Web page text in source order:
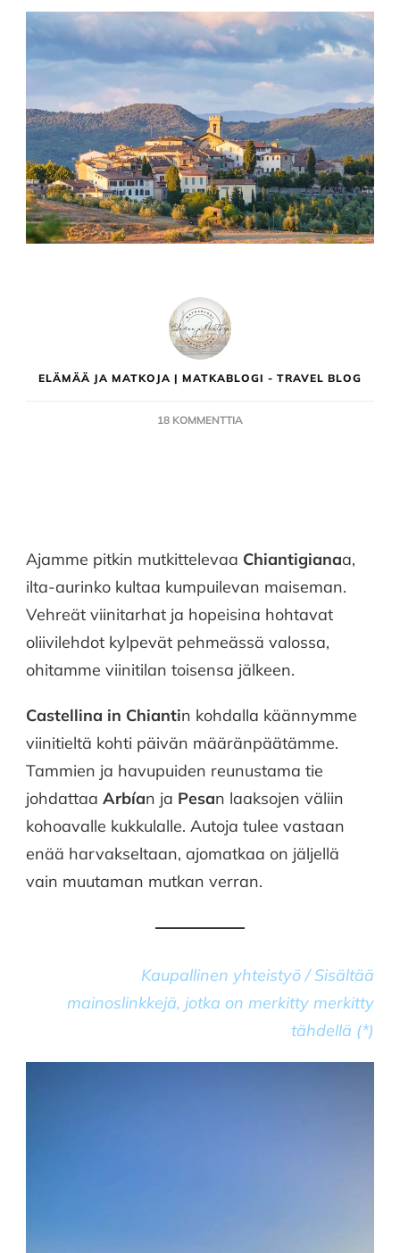
ELÄMÄÄ JA MATKOJA | MATKABLOGI - TRAVEL BLOG
18 KOMMENTTIA
DIMORA
STORICA
&
Ajamme pitkin mutkittelevaa Chiantigianaa,
ilta-aurinko kultaa kumpuilevan maiseman.
Vehreät viinitarhat ja hopeisina hohtavat
oliivilehdot kylpevät pehmeässä valossa,
ohitamme viinitilan toisensa jälkeen.
Castellina in Chiantin kohdalla käännymme
viinitieltä kohti päivän määränpäätämme.
Tammien ja havupuiden reunustama tie
johdattaa Arbían ja Pesan laaksojen väliin
kohoavalle kukkulalle. Autoja tulee vastaan
enää harvakseltaan, ajomatkaa on jäljellä
vain muutaman mutkan verran.
Kaupallinen yhteistyö /Sisältää
mainoslinkkejä, jotka on merkitty merkitty
tähdellä (*)